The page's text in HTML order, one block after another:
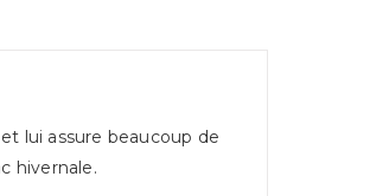
lui assure beaucoup de
hivernale.